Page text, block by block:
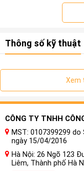
Cửa Hít Ô Tô
Thông số kỹ thuật
Xem
CÔNG TY TNHH
MST: 0107399299
ngày 15/04/2016
Hà Nội: 26 Ngõ 123
Liêm, Thành phố Hà